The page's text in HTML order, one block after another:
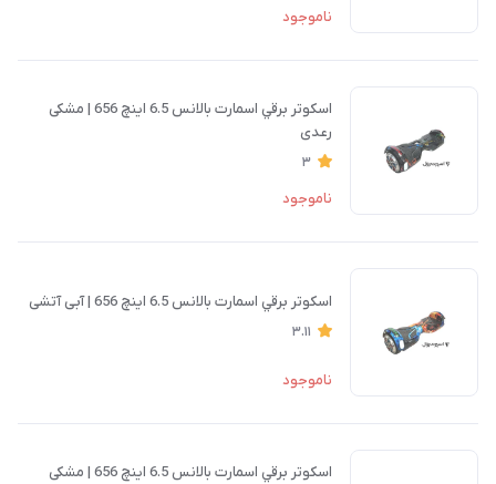
ناموجود
اسكوتر برقي اسمارت بالانس 6.5 اينچ 656 |‌ مشکی
رعدی
3
ناموجود
اسكوتر برقي اسمارت بالانس 6.5 اينچ 656 |‌ آبی آتشی
3.11
ناموجود
اسكوتر برقي اسمارت بالانس 6.5 اينچ 656 |‌ مشکی